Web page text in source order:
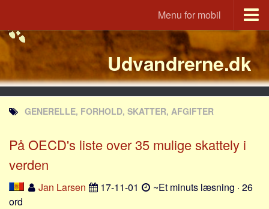
Menu for mobil
Portal
Udvandrerne.dk
Utvandrerne.no
Utvandrarna.se
Tyskland.dk
England.dk
Lande
Udvandrerne.dk
GENERELLE, FORHOLD, SKATTER, AFGIFTER
På OECD's liste over 35 mulige skattely i
verden
Jan Larsen 17-11-01
~Et minuts læsning · 26
ord